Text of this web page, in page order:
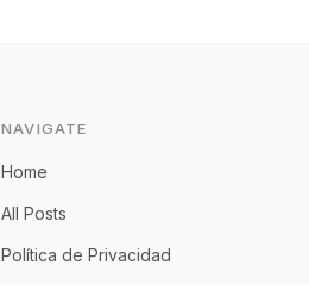
NAVIGATE
Home
All Posts
Política de Privacidad